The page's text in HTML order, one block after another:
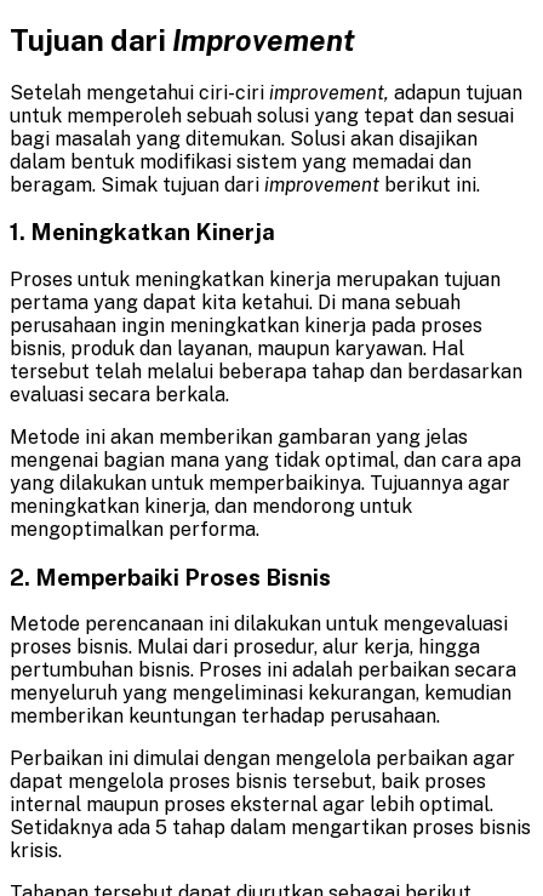
Tujuan dari Improvement
Setelah mengetahui ciri-ciri improvement, adapun tujuan
untuk memperoleh sebuah solusi yang tepat dan sesuai
bagi masalah yang ditemukan. Solusi akan disajikan
dalam bentuk modifikasi sistem yang memadai dan
beragam. Simak tujuan dari improvement berikut ini.
1. Meningkatkan Kinerja
Proses untuk meningkatkan kinerja merupakan tujuan
pertama yang dapat kita ketahui. Di mana sebuah
perusahaan ingin meningkatkan kinerja pada proses
bisnis, produk dan layanan, maupun karyawan. Hal
tersebut telah melalui beberapa tahap dan berdasarkan
evaluasi secara berkala.
Metode ini akan memberikan gambaran yang jelas
mengenai bagian mana yang tidak optimal, dan cara apa
yang dilakukan untuk memperbaikinya. Tujuannya agar
meningkatkan kinerja, dan mendorong untuk
mengoptimalkan performa.
2. Memperbaiki Proses Bisnis
Metode perencanaan ini dilakukan untuk mengevaluasi
proses bisnis. Mulai dari prosedur, alur kerja, hingga
pertumbuhan bisnis. Proses ini adalah perbaikan secara
menyeluruh yang mengeliminasi kekurangan, kemudian
memberikan keuntungan terhadap perusahaan.
Perbaikan ini dimulai dengan mengelola perbaikan agar
dapat mengelola proses bisnis tersebut, baik proses
internal maupun proses eksternal agar lebih optimal.
Setidaknya ada 5 tahap dalam mengartikan proses bisnis
krisis.